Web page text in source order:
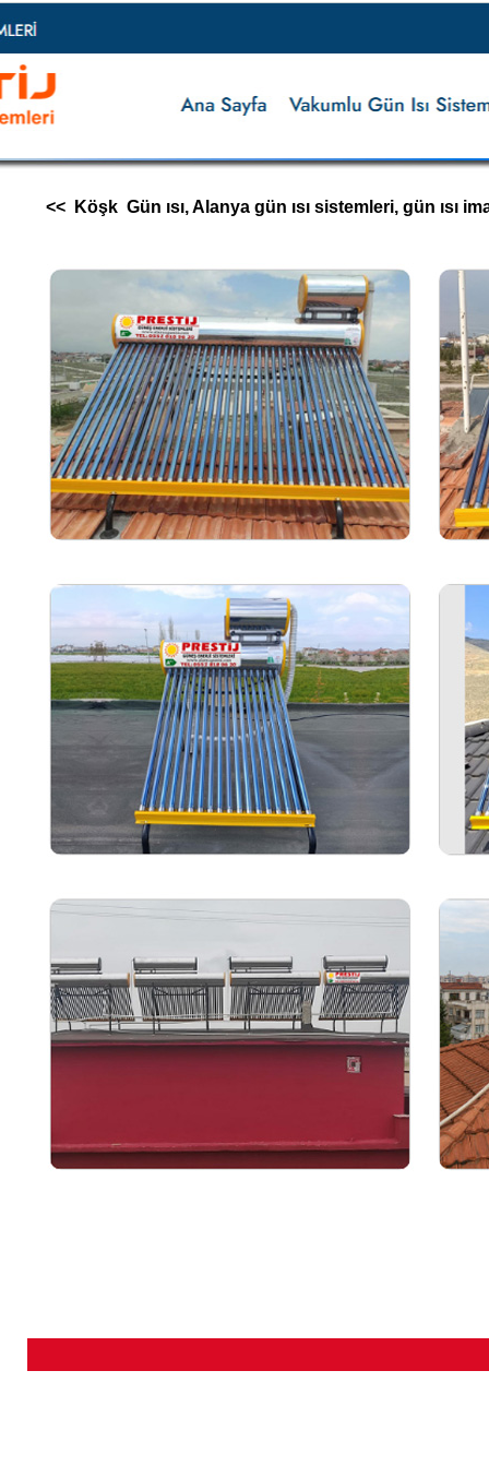
<< Köşk Gün ısı, Alanya gün ısı sistemleri, gün ısı